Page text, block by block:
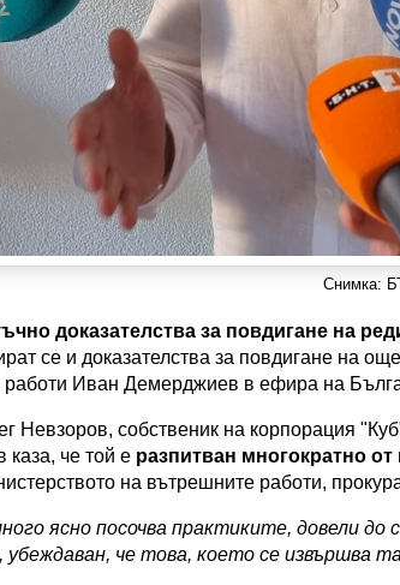
Снимка:
доказателства за повдигане на
се и доказателства за повдигане на
работи Иван Демерджиев в ефира на
Невзоров, собственик на корпорация
че той е разпитван многократно
на вътрешните работи,
ясно посочва практиките, довели
убеждаван, че това, което се извършва